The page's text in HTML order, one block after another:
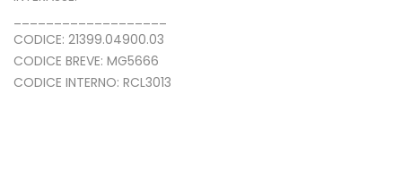
CODICE: 21399.04900.03
CODICE BREVE: MG5666
CODICE INTERNO: RCL3013